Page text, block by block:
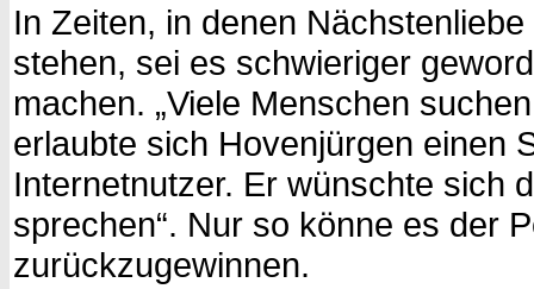
In Zeiten, in denen
stehen, sei es schwieriger
machen. „Viele Menschen
erlaubte sich Hovenjürgen einen
Internetnutzer. Er wünschte sich
sprechen“. Nur so könne es der
zurückzugewinnen.